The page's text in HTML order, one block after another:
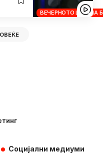
ВЕЧЕРНОТО ШОУ НА
Социјални медиуми